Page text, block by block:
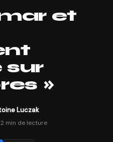
et
sur
»
Luczak
2 min de lecture